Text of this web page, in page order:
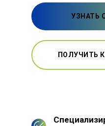
УЗНАТЬ
ПОЛУЧИТЬ